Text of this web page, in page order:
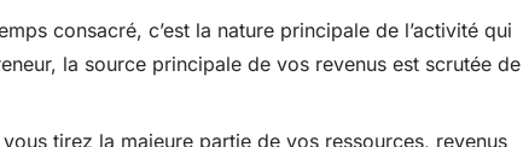
consacré, c’est la nature principale de l’activité qui
la source principale de vos revenus est scrutée de
tirez la majeure partie de vos ressources, revenus